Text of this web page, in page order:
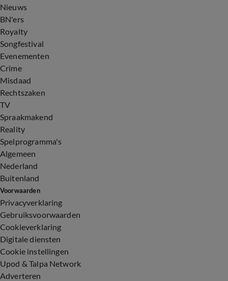
Nieuws
BN'ers
Royalty
Songfestival
Evenementen
Crime
Misdaad
Rechtszaken
TV
Spraakmakend
Reality
Spelprogramma's
Algemeen
Nederland
Buitenland
Voorwaarden
Privacyverklaring
Gebruiksvoorwaarden
Cookieverklaring
Digitale diensten
Cookie instellingen
Upod & Talpa Network
Adverteren